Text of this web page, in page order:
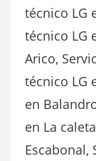
técnico LG
técnico LG
Arico,
técnico LG
en
en La
Escabonal,